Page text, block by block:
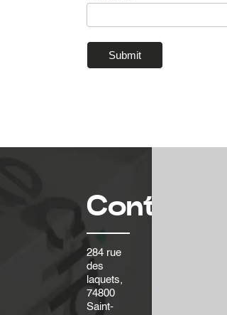
Submit
Contact
284 rue
des
laquets,
74800
Saint-